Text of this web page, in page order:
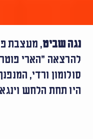
נגה שביט, מעצבת
להרצאה ״הארי
סולומון ורדי,
היו תחת הלחש